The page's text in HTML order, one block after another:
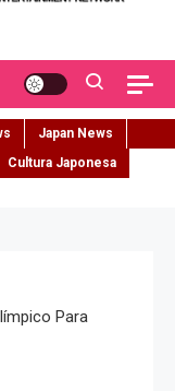
Japan News
Cultura Japonesa
Para